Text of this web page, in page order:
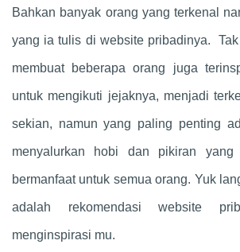
Bahkan banyak orang yang terkenal
yang ia tulis di website pribadinya.
membuat beberapa orang juga
untuk mengikuti jejaknya, menjadi
sekian, namun yang paling penting
menyalurkan hobi dan pikiran
bermanfaat untuk semua orang. Yuk
adalah rekomendasi website
menginspirasi mu.